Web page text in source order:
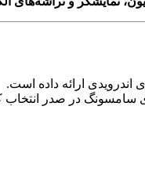
اندرویدی ارائه داده است.